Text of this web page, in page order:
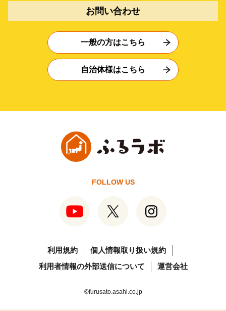
お問い合わせ
一般の方はこちら
自治体様はこちら
FOLLOW US
利用規約
個人情報取り扱い規約
利用者情報の外部送信について
運営会社
©furusato.asahi.co.jp